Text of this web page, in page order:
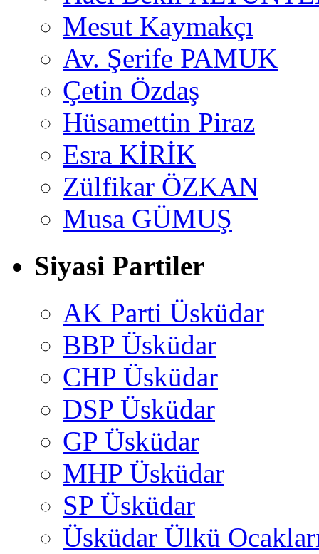
Mesut Kaymakçı
Av. Şerife PAMUK
Çetin Özdaş
Hüsamettin Piraz
Esra KİRİK
Zülfikar ÖZKAN
Musa GÜMUŞ
Siyasi Partiler
AK Parti Üsküdar
BBP Üsküdar
CHP Üsküdar
DSP Üsküdar
GP Üsküdar
MHP Üsküdar
SP Üsküdar
Üsküdar Ülkü